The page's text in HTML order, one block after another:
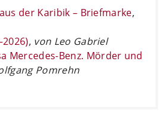
der Karibik – Briefmarke,
, von Leo Gabriel
Mercedes-Benz. Mörder und
Pomrehn